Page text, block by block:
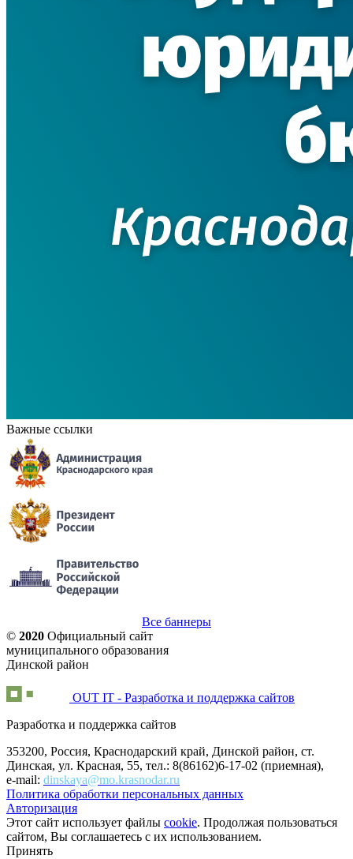
Важные ссылки
Все баннеры
© 2020 Официальный сайт
муниципального образования
Динской район
OUT IT - Разработка и поддержка сайтов
Разработка и поддержка сайтов
353200, Россия, Краснодарский край, Динской район, ст.
Динская, ул. Красная, 55, тел.: 8(86162)6-17-02 (приемная),
e-mail: dinskaya@mo.krasnodar.ru
Политика обработки персональных данных
Авторизация
Этот сайт использует файлы cookie. Продолжая пользоваться
сайтом, Вы соглашаетесь с их использованием.
Принять